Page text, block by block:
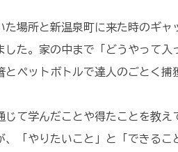
場所と新温泉町に来た時のギャ
た。家の中まで「どうやって
ペットボトルで達人のごとく捕
て学んだことや得たことを教え
「やりたいこと」と「できるこ